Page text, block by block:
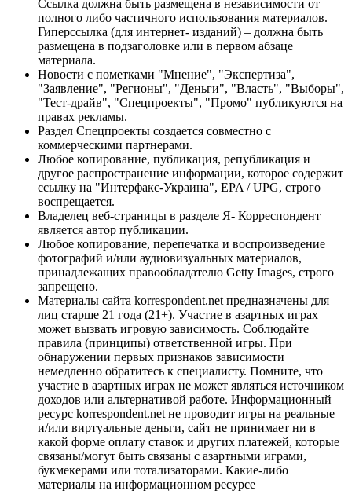
Ссылка должна быть размещена в независимости от
полного либо частичного использования материалов.
Гиперссылка (для интернет- изданий) – должна быть
размещена в подзаголовке или в первом абзаце
материала.
Новости с пометками "Мнение", "Экспертиза",
"Заявление", "Регионы", "Деньги", "Власть", "Выборы",
"Тест-драйв", "Спецпроекты", "Промо" публикуются на
правах рекламы.
Раздел Спецпроекты создается совместно с
коммерческими партнерами.
Любое копирование, публикация, републикация и
другое распространение информации, которое содержит
ссылку на "Интерфакс-Украина", EPA / UPG, строго
воспрещается.
Владелец веб-страницы в разделе Я- Корреспондент
является автор публикации.
Любое копирование, перепечатка и воспроизведение
фотографий и/или аудиовизуальных материалов,
принадлежащих правообладателю Getty Images, строго
запрещено.
Материалы сайта korrespondent.net предназначены для
лиц старше 21 года (21+). Участие в азартных играх
может вызвать игровую зависимость. Соблюдайте
правила (принципы) ответственной игры. При
обнаружении первых признаков зависимости
немедленно обратитесь к специалисту. Помните, что
участие в азартных играх не может являться источником
доходов или альтернативой работе. Информационный
ресурс korrespondent.net не проводит игры на реальные
и/или виртуальные деньги, сайт не принимает ни в
какой форме оплату ставок и других платежей, которые
связаны/могут быть связаны с азартными играми,
букмекерами или тотализаторами. Какие-либо
материалы на информационном ресурсе